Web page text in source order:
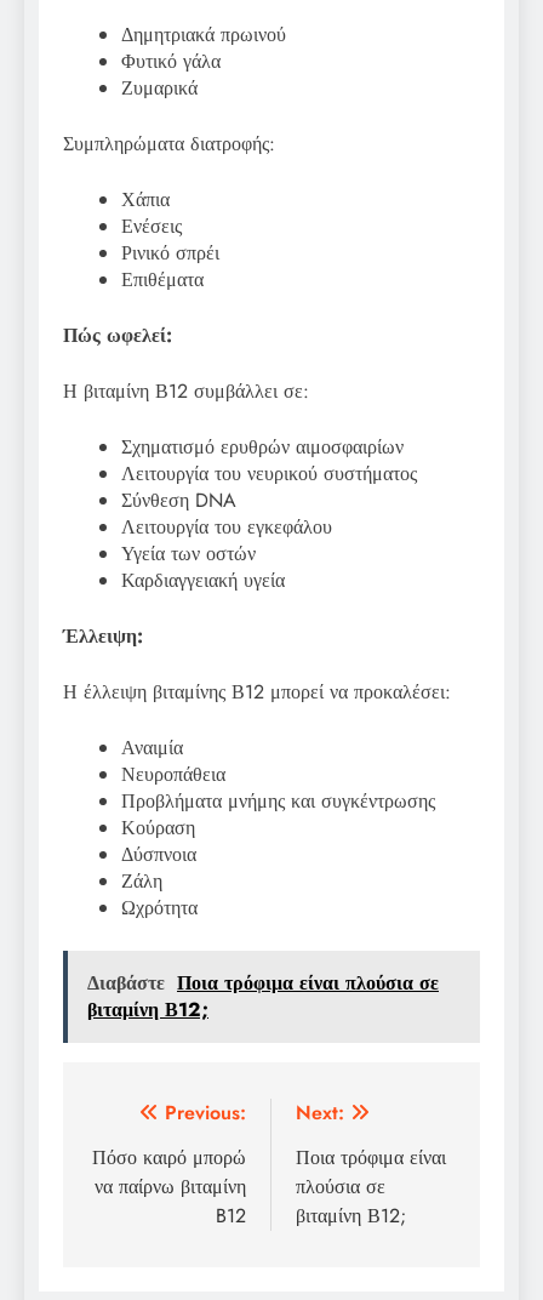
Δημητριακά πρωινού
Φυτικό γάλα
Ζυμαρικά
Συμπληρώματα διατροφής:
Χάπια
Ενέσεις
Ρινικό σπρέι
Επιθέματα
Πώς ωφελεί:
Η βιταμίνη Β12 συμβάλλει σε:
Σχηματισμό ερυθρών αιμοσφαιρίων
Λειτουργία του νευρικού συστήματος
Σύνθεση DNA
Λειτουργία του εγκεφάλου
Υγεία των οστών
Καρδιαγγειακή υγεία
Έλλειψη:
Η έλλειψη βιταμίνης Β12 μπορεί να προκαλέσει:
Αναιμία
Νευροπάθεια
Προβλήματα μνήμης και συγκέντρωσης
Κούραση
Δύσπνοια
Ζάλη
Ωχρότητα
Διαβάστε Ποια τρόφιμα είναι πλούσια σε
βιταμίνη Β12;
Πλοήγηση
άρθρων
Previous:
Πόσο καιρό μπορώ
να παίρνω βιταμίνη
B12
Next:
Ποια τρόφιμα είναι
πλούσια σε
βιταμίνη Β12;